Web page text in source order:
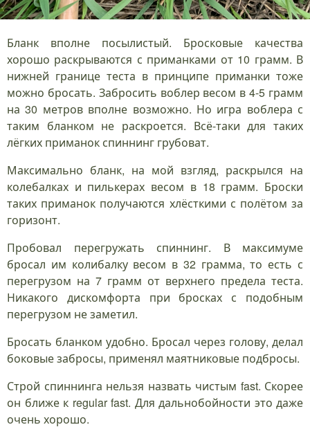
Бланк вполне посылистый. Бросковые качества
хорошо раскрываются с приманками от 10 грамм. В
нижней границе теста в принципе приманки тоже
можно бросать. Забросить воблер весом в 4-5 грамм
на 30 метров вполне возможно. Но игра воблера с
таким бланком не раскроется. Всё-таки для таких
лёгких приманок спиннинг грубоват.
Максимально бланк, на мой взгляд, раскрылся на
колебалках и пилькерах весом в 18 грамм. Броски
таких приманок получаются хлёсткими с полётом за
горизонт.
Пробовал перегружать спиннинг. В максимуме
бросал им колибалку весом в 32 грамма, то есть с
перегрузом на 7 грамм от верхнего предела теста.
Никакого дискомфорта при бросках с подобным
перегрузом не заметил.
Бросать бланком удобно. Бросал через голову, делал
боковые забросы, применял маятниковые подбросы.
Строй спиннинга нельзя назвать чистым fast. Скорее
он ближе к regular fast. Для дальнобойности это даже
очень хорошо.